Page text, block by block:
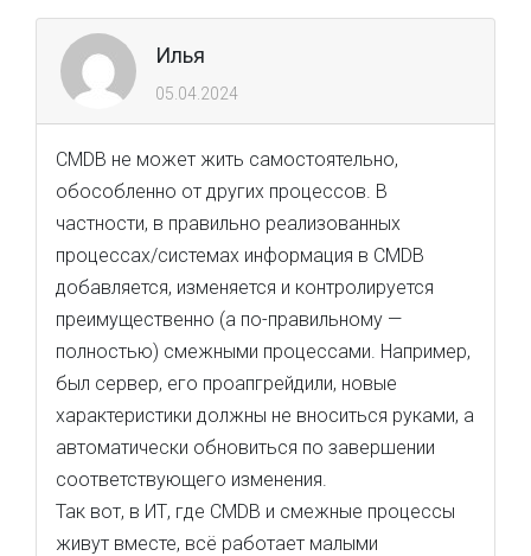
Илья
05.04.2024
CMDB не может жить самостоятельно,
обособленно от других процессов. В
частности, в правильно реализованных
процессах/системах информация в CMDB
добавляется, изменяется и контролируется
преимущественно (а по-правильному —
полностью) смежными процессами. Например,
был сервер, его проапгрейдили, новые
характеристики должны не вноситься руками, а
автоматически обновиться по завершении
соответствующего изменения.
Так вот, в ИТ, где CMDB и смежные процессы
живут вместе, всё работает малыми